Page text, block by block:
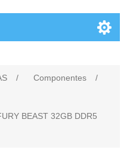
/ Componentes
/
BEAST 32GB DDR5